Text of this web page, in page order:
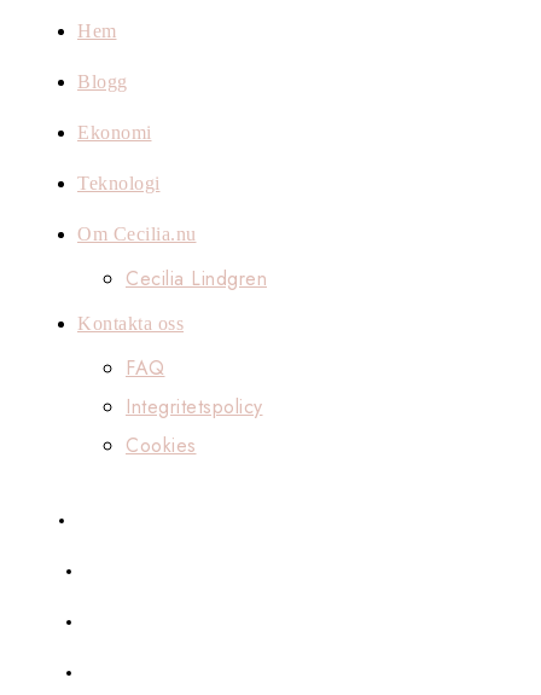
Hem
Blogg
Ekonomi
Teknologi
Om Cecilia.nu
Cecilia Lindgren
Kontakta oss
FAQ
Integritetspolicy
Cookies